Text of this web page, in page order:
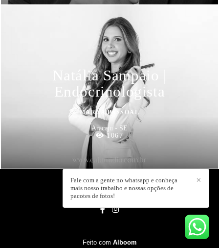
Natália Sampaio |
Endocrinologista
MARCA PESSOAL
Aracaju - SE
1067
CAJU MIDIA/CONTATO
✕
Fale com a gente no whatsapp e conheça
mais nosso trabalho e nossas opções de
pacotes de fotos!
Feito com Alboom